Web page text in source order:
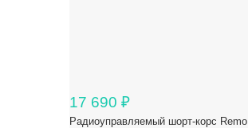
17 690 ₽
Радиоуправляемый шорт-корс Remo